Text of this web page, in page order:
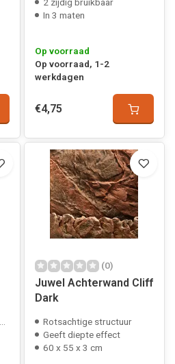
In 3 maten
Op voorraad
Op voorraad, 1-2
werkdagen
€4,75
(0)
Juwel Achterwand Cliff
Dark
Rotsachtige structuur
Geeft diepte effect
60 x 55 x 3 cm